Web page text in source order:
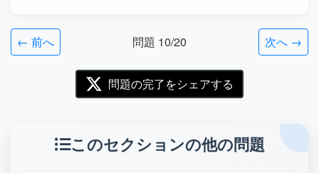
← 前へ 問題 10/20 次へ →
問題の完了をシェアする
このセクションの他の問題